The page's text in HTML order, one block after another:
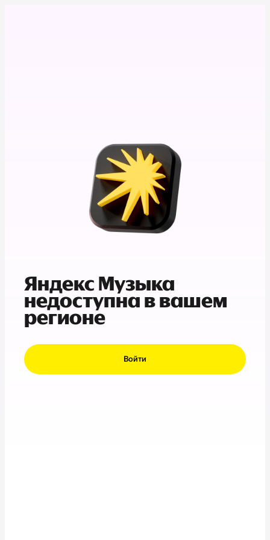
Яндекс Музыка
недоступна в вашем
регионе
Войти